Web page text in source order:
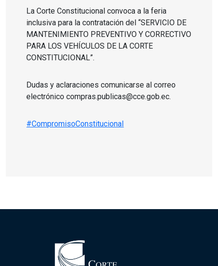
La Corte Constitucional convoca a la feria
inclusiva para la contratación del “SERVICIO DE
MANTENIMIENTO PREVENTIVO Y CORRECTIVO
PARA LOS VEHÍCULOS DE LA CORTE
CONSTITUCIONAL”.
Dudas yaclaraciones comunicarse al correo
electrónico compras.publicas@cce.gob.ec.
#CompromisoConstitucional